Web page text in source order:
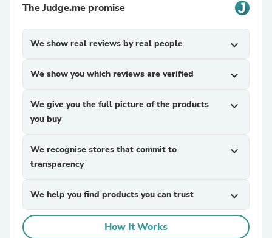
The Judge.me promise
We show real reviews by real people expand_more
We show you which reviews are verified expand_more
We give you the full picture of the products
you buy
expand_more
We recognise stores that commit to
transparency
expand_more
We help you find products you can trust expand_more
How It Works